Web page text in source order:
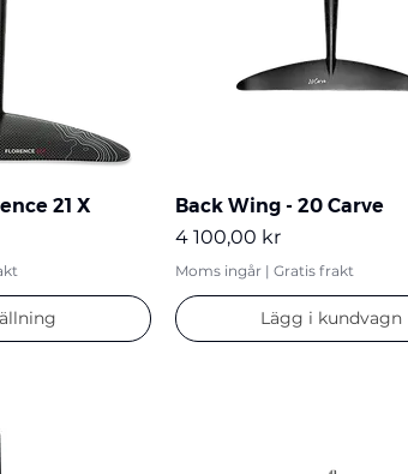
21 X
Back Wing - 20 Carve
Pris
4 100,00 kr
Moms ingår | Gratis frakt
Lägg i kundvagn